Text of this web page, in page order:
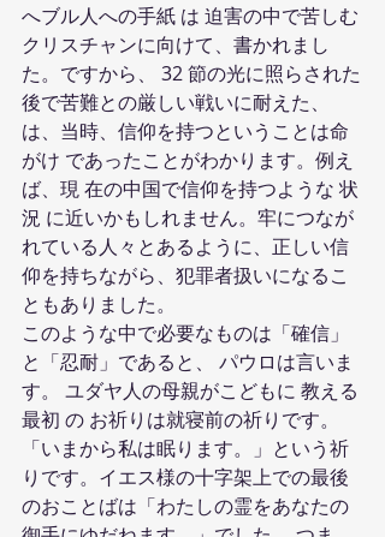
へブル人への手紙 は 迫害の中で苦しむ
クリスチャンに向けて、書かれまし
た。ですから、 32 節の光に照らされた
後で苦難との厳しい戦いに耐えた、
は、当時、信仰を持つということは命
がけ であったことがわかります。例え
ば、現 在の中国で信仰を持つような 状
況 に近いかもしれません。牢につなが
れている人々とあるように、正しい信
仰を持ちながら、犯罪者扱いになるこ
ともありました。
このような中で必要なものは「確信」
と「忍耐」であると、 パウロは言いま
す。 ユダヤ人の母親がこどもに 教える
最初 の お祈りは就寝前の祈りです。
「いまから私は眠ります。」という祈
りです。イエス様の十字架上での最後
のおことばは「わたしの霊をあなたの